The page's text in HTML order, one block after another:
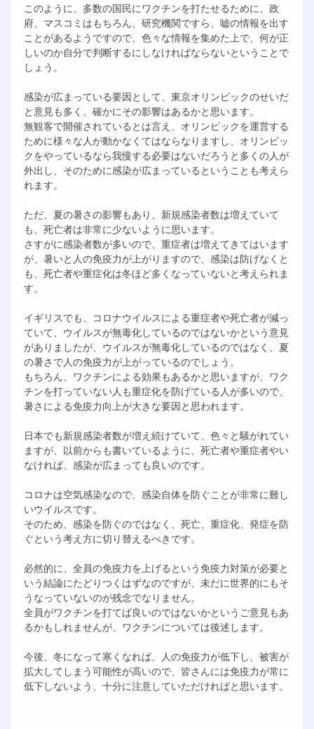
このように、多数の国民にワクチンを打たせるために、政
府、マスコミはもちろん、研究機関ですら、嘘の情報を出す
ことがあるようですので、色々な情報を集めた上で、何が正
しいのか自分で判断するにしなければならないということで
しょう。
感染が広まっている要因として、東京オリンピックのせいだ
と意見も多く、確かにその影響はあるかと思います。
無観客で開催されているとは言え、オリンピックを運営する
ために様々な人が動かなくてはならなりますし、オリンピッ
クをやっているなら我慢する必要はないだろうと多くの人が
外出し、そのために感染が広まっているということも考えら
れます。
ただ、夏の暑さの影響もあり、新規感染者数は増えていて
も、死亡者は非常に少ないように思います。
さすがに感染者数が多いので、重症者は増えてきてはいます
が、暑いと人の免疫力が上がりますので、感染は防げなくと
も、死亡者や重症化は冬ほど多くなっていないと考えられま
す。
イギリスでも、コロナウイルスによる重症者や死亡者が減っ
ていて、ウイルスが無毒化しているのではないかという意見
がありましたが、ウイルスが無毒化しているのではなく、夏
の暑さで人の免疫力が上がっているのでしょう。
もちろん、ワクチンによる効果もあるかと思いますが、ワク
チンを打っていない人も重症化を防げている人が多いので、
暑さによる免疫力向上が大きな要因と思われます。
日本でも新規感染者数が増え続けていて、色々と騒がれてい
ますが、以前からも書いているように、死亡者や重症者やい
なければ、感染が広まっても良いのです。
コロナは空気感染なので、感染自体を防ぐことが非常に難し
いウイルスです。
そのため、感染を防ぐのではなく、死亡、重症化、発症を防
ぐという考え方に切り替えるべきです。
必然的に、全員の免疫力を上げるという免疫力対策が必要と
いう結論にたどりつくはずなのですが、未だに世界的にもそ
うなっていないのが残念でなりません。
全員がワクチンを打てば良いのではないかというご意見もあ
るかもしれませんが、ワクチンについては後述します。
今後、冬になって寒くなれば、人の免疫力が低下し、被害が
拡大してしまう可能性が高いので、皆さんには免疫力が常に
低下しないよう、十分に注意していただければと思います。